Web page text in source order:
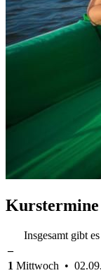
Kurstermine
Insgesamt gibt
–
1 Mittwoch •